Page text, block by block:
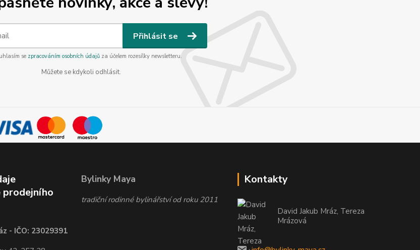
Přihlásit se
se zpracováním osobních údajůza účelem rozesílky newsletteru.
Můžete se kdykoli odhlásit.
- IČO: 23029391
Bylinky Maya
tradiční rodinné bylinářství od roku 2011
Kontakty
David Jakub Mráz, Tereza
Mrázová